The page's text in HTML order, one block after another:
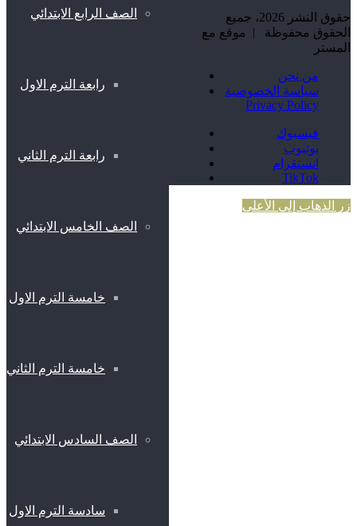
الصف الرابع الابتدائي
رابعة الترم الاول
رابعة الترم الثاني
الصف الخامس الابتدائي
خامسة الترم الاول
خامسة الترم الثاني
الصف السادس الابتدائي
سادسة الترم الاول
حقوق النشر 2026، جميع
الحقوق محفوظة | موقع مع
المستر
من نحن
سياسة الخصوصية
Privacy Policy
فيسبوك
يوتيوب
انستقرام
TikTok
زر الذهاب إلى الأعلى